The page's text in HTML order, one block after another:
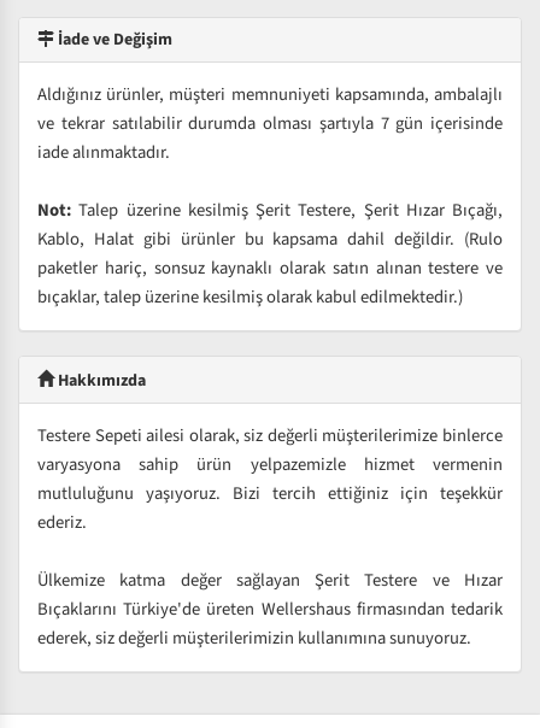
İade ve Değişim
Aldığınız ürünler, müşteri memnuniyeti kapsamında, ambalajlı
ve tekrar satılabilir durumda olması şartıyla 7 gün içerisinde
iade alınmaktadır.
Not: Talep üzerine kesilmiş Şerit Testere, Şerit Hızar Bıçağı,
Kablo, Halat gibi ürünler bu kapsama dahil değildir. (Rulo
paketler hariç, sonsuz kaynaklı olarak satın alınan testere ve
bıçaklar, talep üzerine kesilmiş olarak kabul edilmektedir.)
Hakkımızda
Testere Sepeti ailesi olarak, siz değerli müşterilerimize binlerce
varyasyona sahip ürün yelpazemizle hizmet vermenin
mutluluğunu yaşıyoruz. Bizi tercih ettiğiniz için teşekkür
ederiz.
Ülkemize katma değer sağlayan Şerit Testere ve Hızar
Bıçaklarını Türkiye'de üreten Wellershaus firmasından tedarik
ederek, siz değerli müşterilerimizin kullanımına sunuyoruz.